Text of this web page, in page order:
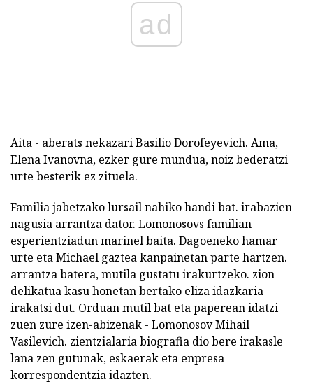
ad
Aita - aberats nekazari Basilio Dorofeyevich. Ama,
Elena Ivanovna, ezker gure mundua, noiz bederatzi
urte besterik ez zituela.
Familia jabetzako lursail nahiko handi bat. irabazien
nagusia arrantza dator. Lomonosovs familian
esperientziadun marinel baita. Dagoeneko hamar
urte eta Michael gaztea kanpainetan parte hartzen.
arrantza batera, mutila gustatu irakurtzeko. zion
delikatua kasu honetan bertako eliza idazkaria
irakatsi dut. Orduan mutil bat eta paperean idatzi
zuen zure izen-abizenak - Lomonosov Mihail
Vasilevich. zientzialaria biografia dio bere irakasle
lana zen gutunak, eskaerak eta enpresa
korrespondentzia idazten.